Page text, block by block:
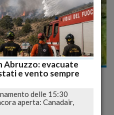
a Scuola, ma la
da un Malore
Abruzzo: evacuate
e vento sempre
delle 15:30
aperta: Canadair,